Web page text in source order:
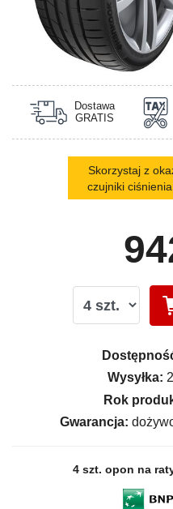
Dostawa
GRATIS
Skorzystaj z
czujniki
Wysyłka:
Rok
Gwarancja:
4 szt. opon na